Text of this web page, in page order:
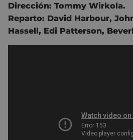
Dirección: Tommy Wirkola.
Reparto: David Harbour,
Hassell, Edi Patterson,